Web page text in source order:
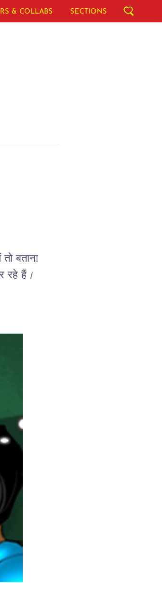
& COLLABS SECTIONS
बताना
रहे हैं।